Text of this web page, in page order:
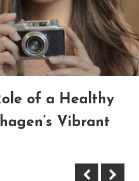
en personlig
secondhand
of a Healthy
Vibrant